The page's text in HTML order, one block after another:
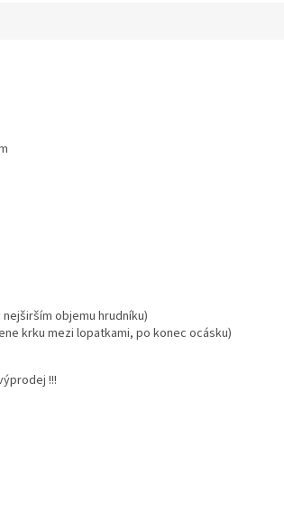
objemu hrudníku)
krku mezi lopatkami, po konec ocásku)
!!!